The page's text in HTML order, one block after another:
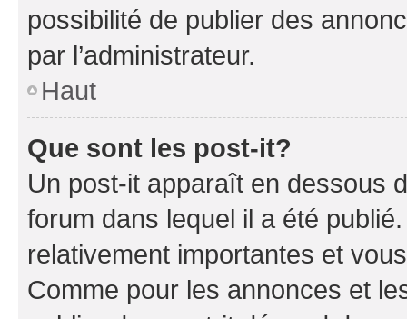
possibilité de publier des
par l’administrateur.
Haut
Que sont les post-it?
Un post-it apparaît en dessous
forum dans lequel il a été
relativement importantes et
Comme pour les annonces et